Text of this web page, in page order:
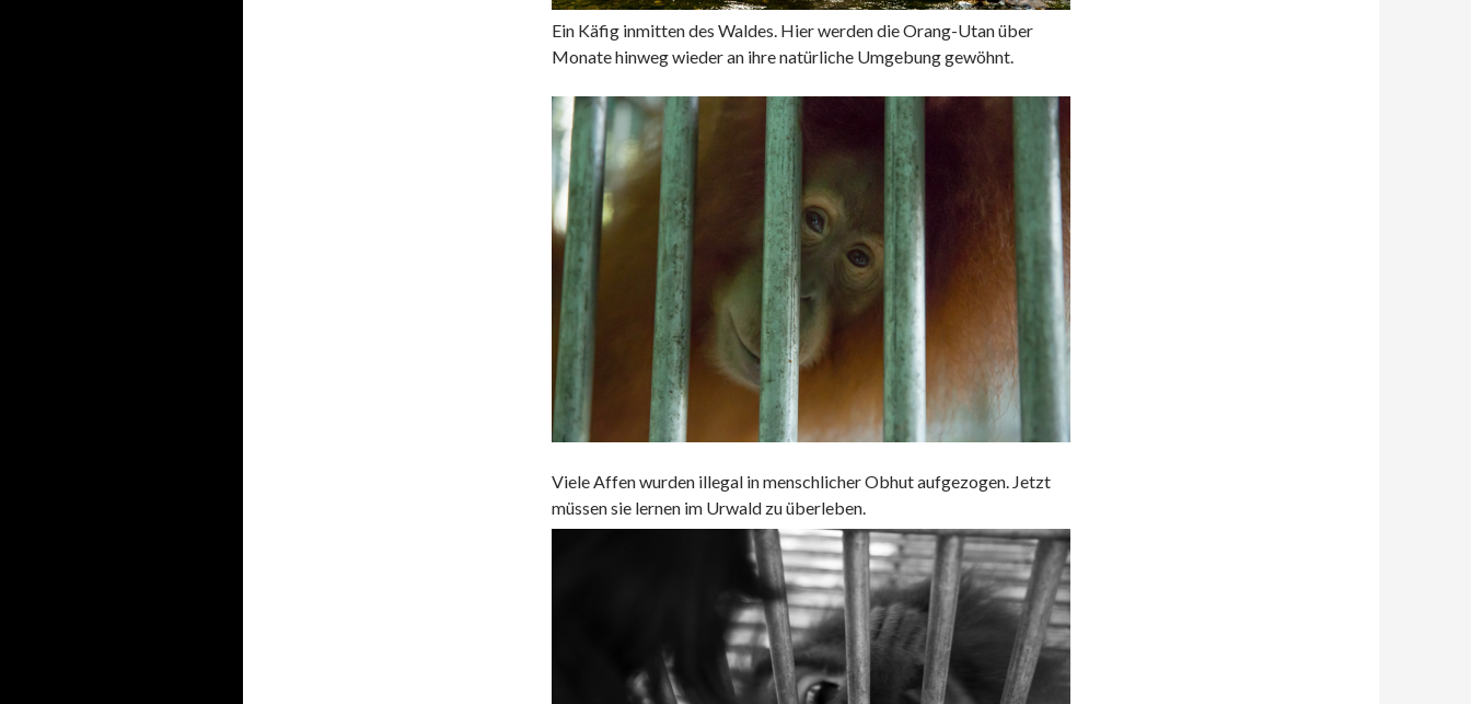
Ein Käfig inmitten des Waldes. Hier werden dieOrang-Utan über
Monate hinweg wieder an ihre natürliche Umgebung gewöhnt.
Viele Affen wurden illegal in menschlicher Obhut aufgezogen. Jetzt
müssen sie lernen im Urwald zu überleben.